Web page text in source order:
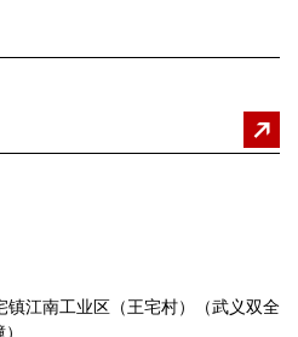
镇江南工业区（王宅村）（武义双全